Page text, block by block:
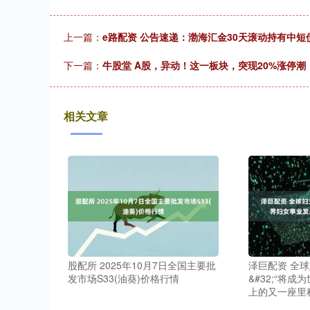
上一篇： e路配资 公告速递：渤海汇金30天滚动持有中
下一篇： 牛股堂 A股，异动！这一板块，突现20%涨停潮
相关文章
股配所 2025年10月7日全国主要批
发市场S33(油葵)价格行情
泽巨配资 全
&#32;“将成
上的又一座里